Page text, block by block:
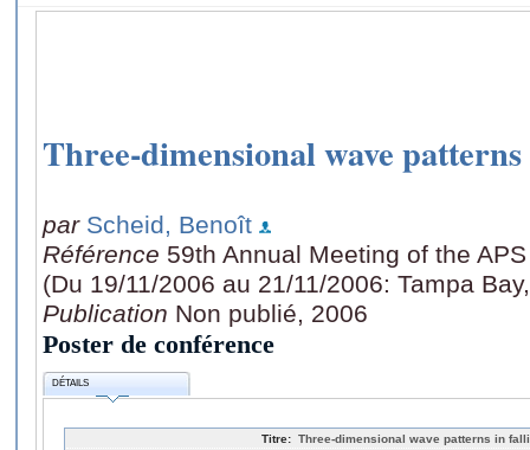
Three-dimensional wave
par Scheid, Benoît
Référence 59th Annual Meeting of the
(Du 19/11/2006 au 21/11/2006: Tampa
Publication Non publié, 2006
Poster de conférence
DÉTAILS
Titre: Three-dimensional wave patterns in